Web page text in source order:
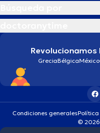
Revolucionamos
GreciaBélgicaMéxico
Condiciones generales
©